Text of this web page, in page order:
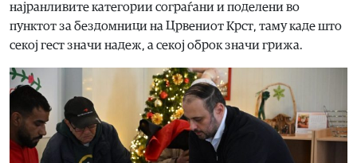
најранливите категории сограѓани и поделени во
пунктот за бездомници на Црвениот Крст, таму каде што
секој гест значи надеж, а секој оброк значи грижа.